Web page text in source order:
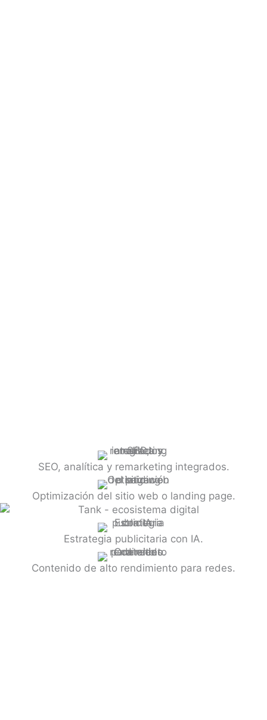
SEO, analítica y remarketing integrados.
Optimización del sitio web o landing page.
Estrategia publicitaria con IA.
Contenido de alto rendimiento para redes.